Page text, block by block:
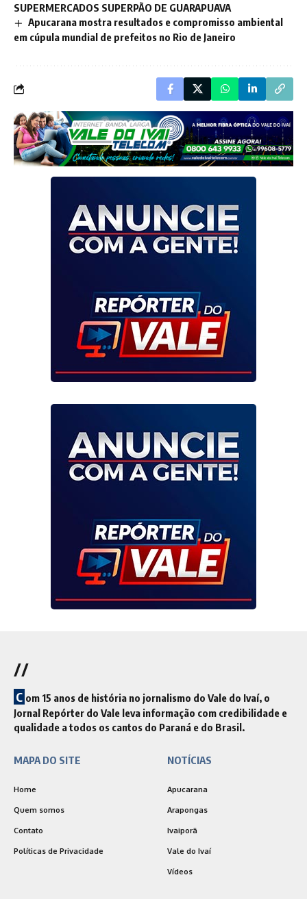
SUPERMERCADOS SUPERPÃO DE GUARAPUAVA
Apucarana mostra resultados e compromisso ambiental
em cúpula mundial de prefeitos no Rio de Janeiro
//
C om 15 anos de história no jornalismo do Vale do Ivaí, o
Jornal Repórter do Vale leva informação com credibilidade e
qualidade a todos os cantos do Paraná e do Brasil.
MAPA DO SITE
Home
Quem somos
Contato
Políticas de Privacidade
NOTÍCIAS
Apucarana
Arapongas
Ivaiporã
Vale do Ivaí
Vídeos